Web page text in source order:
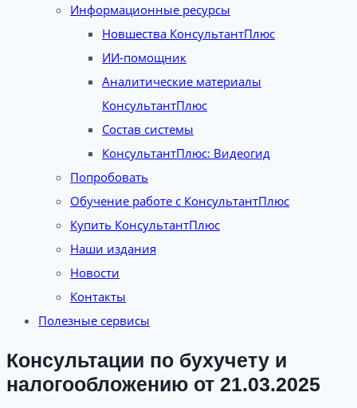
Информационные ресурсы
Новшества КонсультантПлюс
ИИ-помощник
Аналитические материалы
КонсультантПлюс
Состав системы
КонсультантПлюс: Видеогид
Попробовать
Обучение работе с КонсультантПлюс
Купить КонсультантПлюс
Наши издания
Новости
Контакты
Полезные сервисы
Консультации по бухучету и
налогообложению от 21.03.2025